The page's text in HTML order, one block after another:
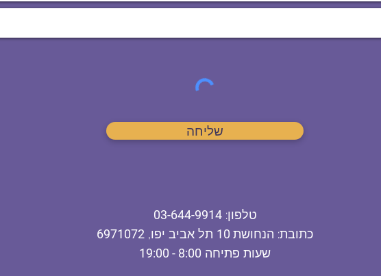
טלפון:
03-644-9914
כתובת: הנחושת תל אביב יפו, 6971072
שעות פתיחה 8:00 - 19:00
שליחה